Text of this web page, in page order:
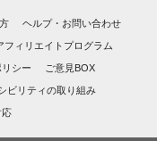
ヘルプ・お問い合わせ
フィリエイトプログラム
シー ご意見BOX
ビリティの取り組み